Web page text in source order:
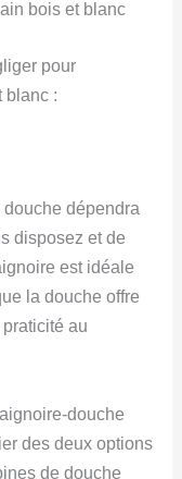
bois et blanc
pour
blanc :
dépendra
disposez et de
est idéale
la douche offre
au
douche
des deux options
de douche